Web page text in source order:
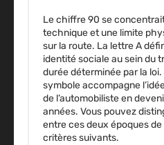
Le chiffre 90 se
technique et une limite
sur la route. La lettre A
identité sociale au sein du
durée déterminée par la
symbole accompagne
de l’automobiliste en
années. Vous pouvez
entre ces deux époques
critères suivants.